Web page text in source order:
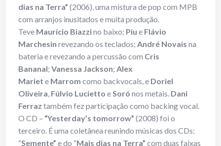
dias na Terra” (2006), uma mistura de pop com MPB
com arranjos inusitados e muita produção.
Teve Maurício Biazzino baixo; Piu e Flávio
Marchesin revezando os teclados; André Novais na
bateria e revezando a percussão com Cris
Bananal; Vanessa Jackson; Alex
Mariet e Marrom como backvocals, e Doriel
Oliveira, Fúlvio Lucietto eSoró nos metais. Dani
Ferraz também fez participação como backing vocal.
O CD – “Yesterday’s tomorrow” (2008) foi o
terceiro. É uma coletânea reunindo músicas dos CDs:
“Semente” e do “Mais dias na Terra” com duas faixas